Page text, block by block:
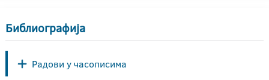
Библиографија
Радови у часописима